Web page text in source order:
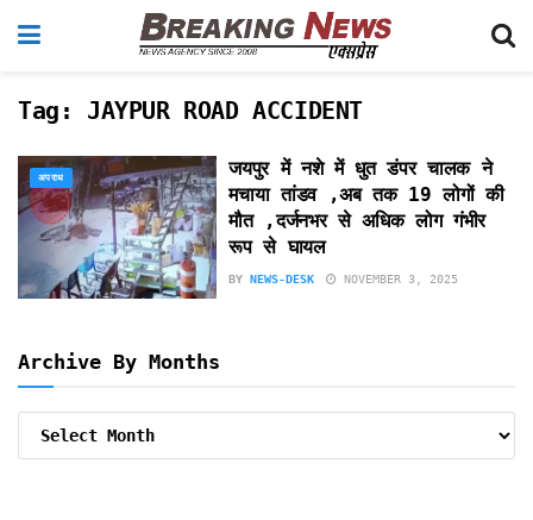
Tag: JAYPUR ROAD ACCIDENT
अपराध
जयपुर में नशे में धुत डंपर चालक ने
मचाया तांडव ,अब तक 19 लोगों की
मौत ,दर्जनभर से अधिक लोग गंभीर
रूप से घायल
BY NEWS-DESK NOVEMBER 3, 2025
Archive By Months